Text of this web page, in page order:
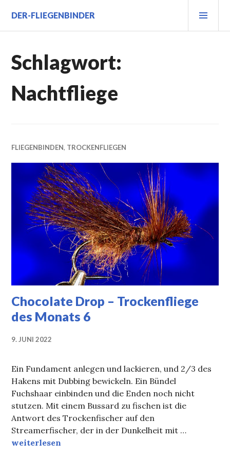
Inhalt
springen
DER-FLIEGENBINDER
Schlagwort:
Nachtfliege
FLIEGENBINDEN, TROCKENFLIEGEN
Chocolate Drop – Trockenfliege
des Monats 6
9. JUNI 2022
Ein Fundament anlegen und lackieren, und 2/3 des
Hakens mit Dubbing bewickeln. Ein Bündel
Fuchshaar einbinden und die Enden noch nicht
stutzen. Mit einem Bussard zu fischen ist die
Antwort des Trockenfischer auf den
Streamerfischer, der in der Dunkelheit mit …
Chocolate Drop – Trockenfliege des Monats 6
weiterlesen